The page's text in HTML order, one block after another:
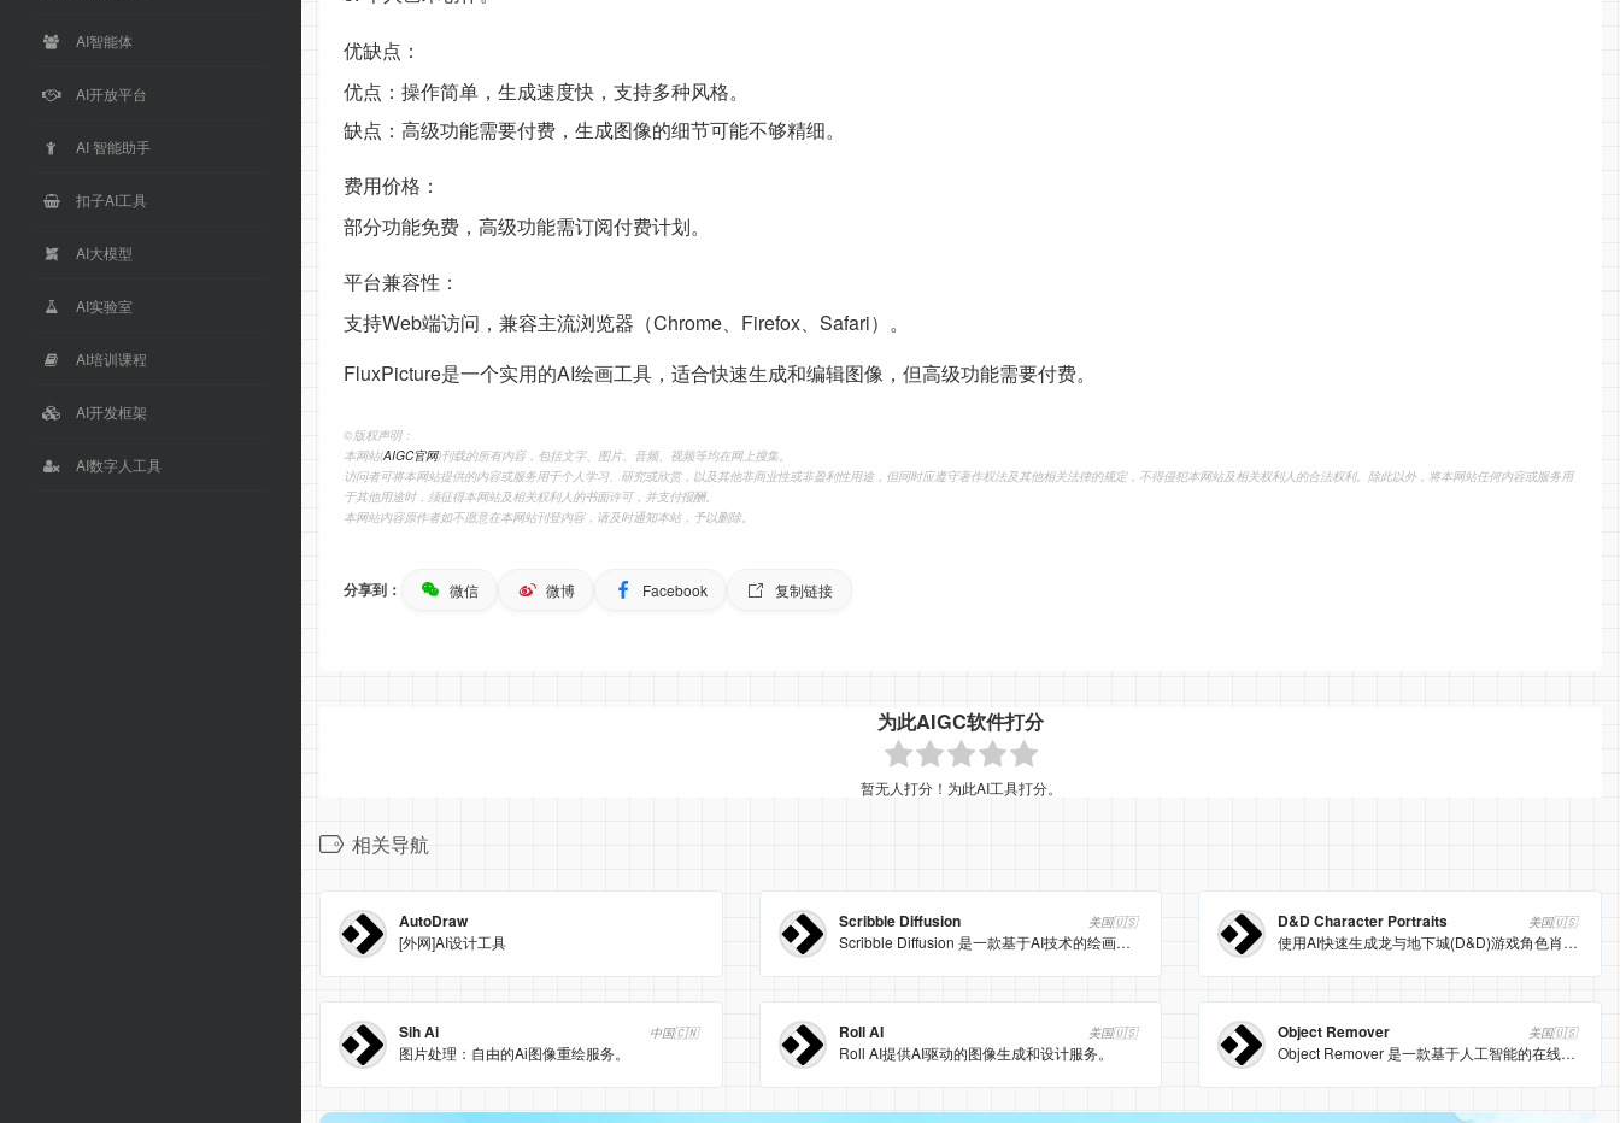
AI智能体
AI开放平台
AI 智能助手
扣子AI工具
AI大模型
AI实验室
AI培训课程
AI开发框架
AI数字人工具
优缺点：
优点：操作简单，生成速度快，支持多种风格。
缺点：高级功能需要付费，生成图像的细节可能不够精细。
费用价格：
部分功能免费，高级功能需订阅付费计划。
平台兼容性：
支持Web端访问，兼容主流浏览器（Chrome、Firefox、Safari）。
FluxPicture是一个实用的AI绘画工具，适合快速生成和编辑图像，但高级功能需要付费。
©️版权声明：
本网站(AIGC官网)刊载的所有内容，包括文字、图片、音频、视频等均在网上搜集。
访问者可将本网站提供的内容或服务用于个人学习、研究或欣赏，以及其他非商业性或非盈利性用途，但同时应遵守著作权法及其他相关法律的规定，不得侵犯本网站及相关权利人的合法权利。除此以外，将本网站任何内容或服务用
于其他用途时，须征得本网站及相关权利人的书面许可，并支付报酬。
本网站内容原作者如不愿意在本网站刊登内容，请及时通知本站，予以删除。
分享到： 微信 微博 Facebook 复制链接
为此AIGC软件打分
暂无人打分！为此AI工具打分。
相关导航
AutoDraw
[外网]AI设计工具
Scribble Diffusion 美国🇺🇸
Scribble Diffusion 是一款基于AI技术的绘画和图像生成工具，允许用户通过简单的涂鸦或文字描述生成高质量的图像。它结合了最新的AI模型和用户友好的界面，帮助用户快速实现创意想法。
D&D Character Portraits 美国🇺🇸
使用AI快速生成龙与地下城(D&D)游戏角色肖像。
Sih Ai 中国🇨🇳
图片处理：自由的Ai图像重绘服务。
Roll AI 美国🇺🇸
Roll AI提供AI驱动的图像生成和设计服务。
Object Remover 美国🇺🇸
Object Remover 是一款基于人工智能的在线工具，能够快速且准确地从照片中移除不需要的物体、人物、文字、标志等元素，帮助用户轻松优化图像。